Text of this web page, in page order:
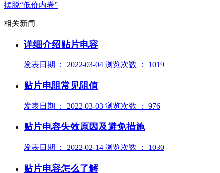
摆脱“低价内卷”
相关新闻
详细介绍贴片电容
发表日期 ： 2022-03-04 浏览次数 ： 1019
贴片电阻常见阻值
发表日期 ： 2022-03-03 浏览次数 ： 976
贴片电容失效原因及避免措施
发表日期 ： 2022-02-14 浏览次数 ： 1030
贴片电容怎么了解